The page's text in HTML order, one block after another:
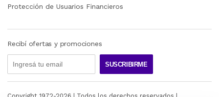
Protección de Usuarios Financieros
Recibí ofertas y promociones
SUSCRIBIRME